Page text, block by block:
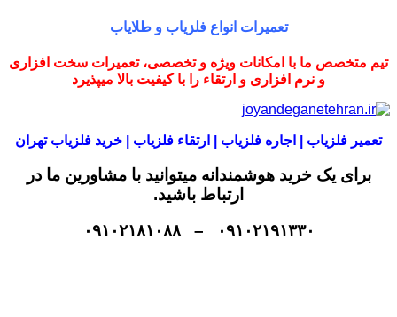
تعمیرات انواع فلزیاب و طلایاب
تیم متخصص ما با امکانات ویژه و تخصصی، تعمیرات سخت افزاری
و نرم افزاری و ارتقاء را با کیفیت بالا میپذیرد
تعمیر فلزیاب | اجاره فلزیاب | ارتقاء فلزیاب | خرید فلزیاب تهران
برای یک خرید هوشمندانه میتوانید با مشاورین ما در
ارتباط باشید.
۰۹۱۰۲۱۹۱۳۳۰ – ۰۹۱۰۲۱۸۱۰۸۸